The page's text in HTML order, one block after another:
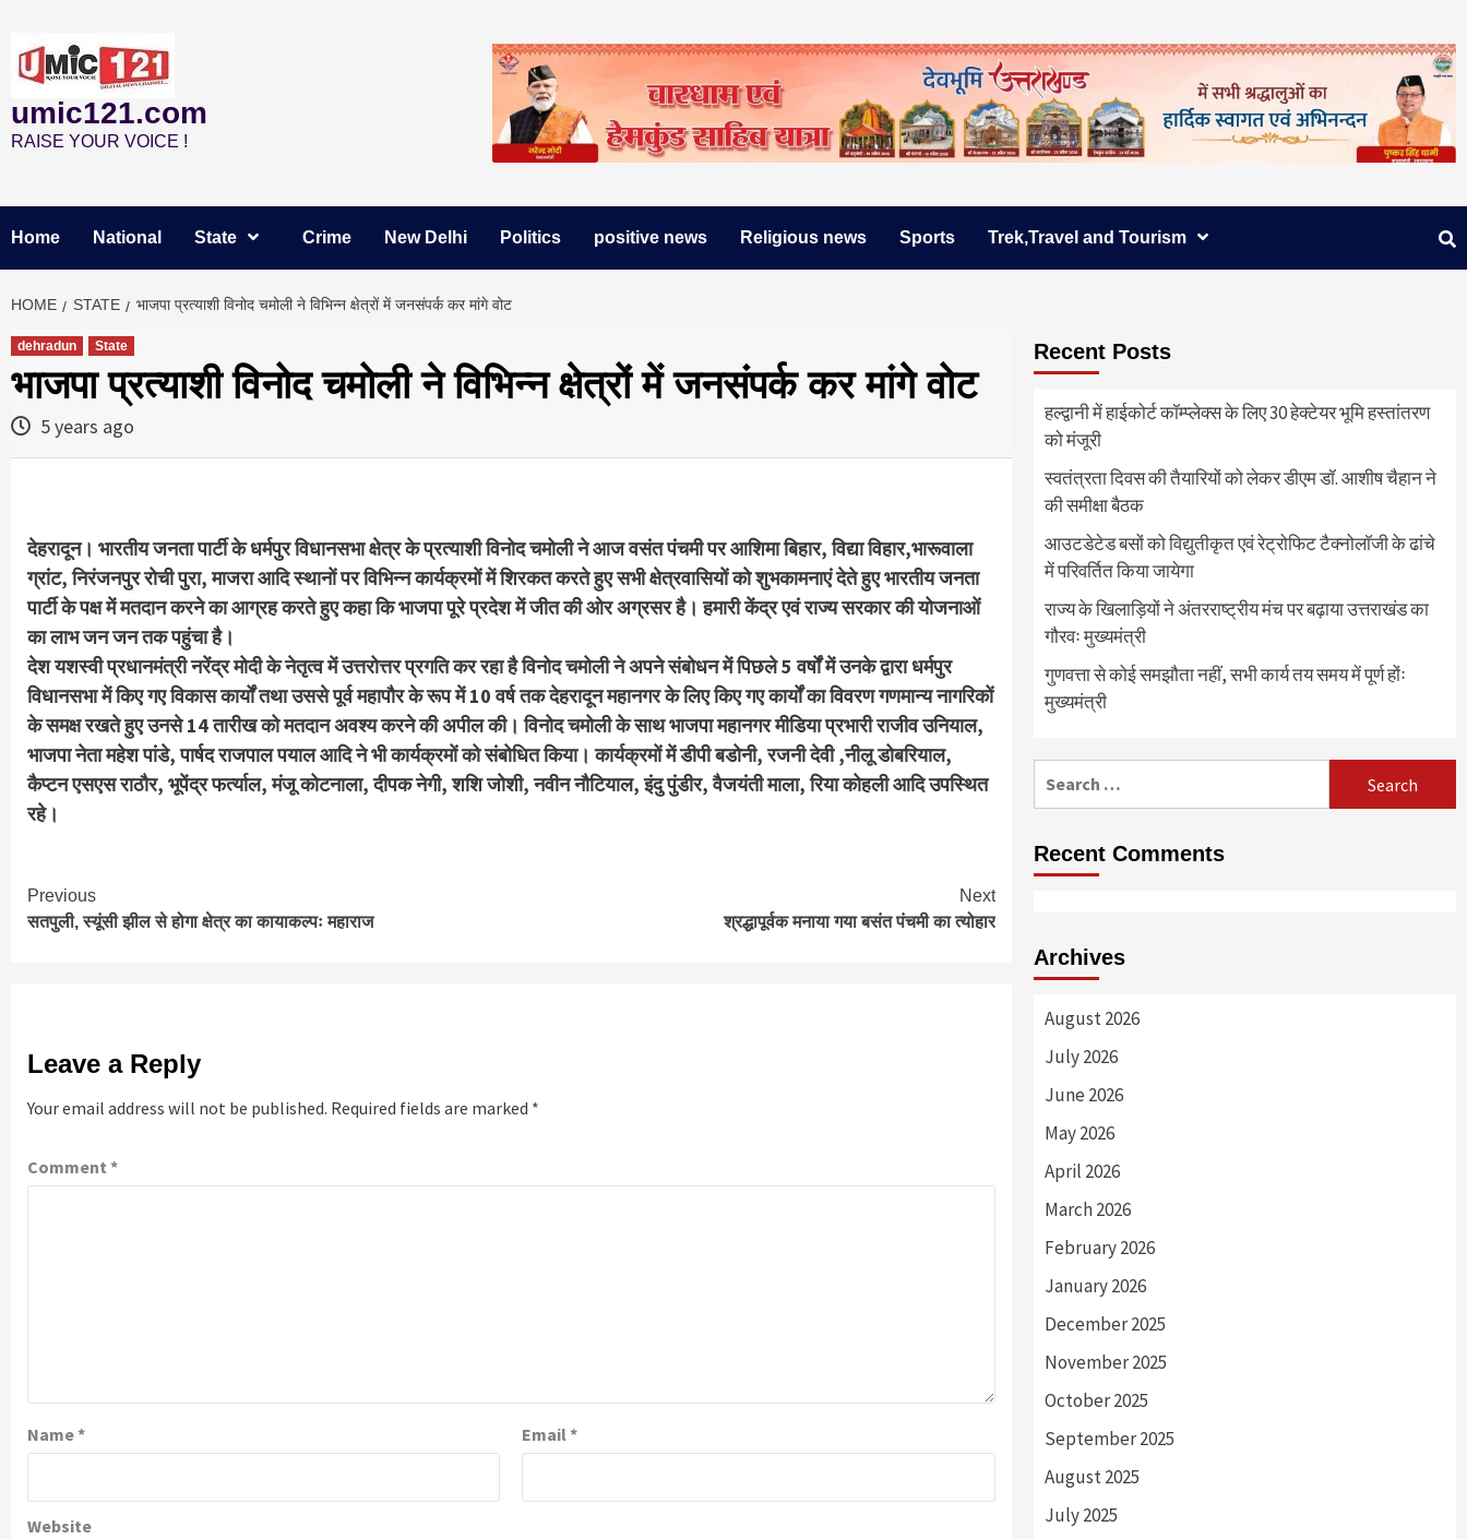
content
umic121.com
RAISE YOUR VOICE !
Home National State Crime New Delhi Politics positive news Religious news Sports Trek,Travel and Tourism
HOME STATE भाजपा प्रत्याशी विनोद चमोली ने विभिन्न क्षेत्रों में जनसंपर्क कर मांगे वोट
dehradun State
भाजपा प्रत्याशी विनोद चमोली ने विभिन्न क्षेत्रों में जनसंपर्क कर मांगे वोट
5 years ago
देहरादून। भारतीय जनता पार्टी के धर्मपुर विधानसभा क्षेत्र के प्रत्याशी विनोद चमोली ने आज वसंत पंचमी पर आशिमा बिहार, विद्या विहार,भारूवाला
ग्रांट, निरंजनपुर रोची पुरा, माजरा आदि स्थानों पर विभिन्न कार्यक्रमों में शिरकत करते हुए सभी क्षेत्रवासियों को शुभकामनाएं देते हुए भारतीय जनता
पार्टी के पक्ष में मतदान करने का आग्रह करते हुए कहा कि भाजपा पूरे प्रदेश में जीत की ओर अग्रसर है। हमारी केंद्र एवं राज्य सरकार की योजनाओं
का लाभ जन जन तक पहुंचा है।
देश यशस्वी प्रधानमंत्री नरेंद्र मोदी के नेतृत्व में उत्तरोत्तर प्रगति कर रहा है विनोद चमोली ने अपने संबोधन में पिछले 5 वर्षों में उनके द्वारा धर्मपुर
विधानसभा में किए गए विकास कार्यों तथा उससे पूर्व महापौर के रूप में 10 वर्ष तक देहरादून महानगर के लिए किए गए कार्यों का विवरण गणमान्य नागरिकों
के समक्ष रखते हुए उनसे 14 तारीख को मतदान अवश्य करने की अपील की। विनोद चमोली के साथ भाजपा महानगर मीडिया प्रभारी राजीव उनियाल,
भाजपा नेता महेश पांडे, पार्षद राजपाल पयाल आदि ने भी कार्यक्रमों को संबोधित किया। कार्यक्रमों में डीपी बडोनी, रजनी देवी ,नीलू डोबरियाल,
कैप्टन एसएस राठौर, भूपेंद्र फर्त्याल, मंजू कोटनाला, दीपक नेगी, शशि जोशी, नवीन नौटियाल, इंदु पुंडीर, वैजयंती माला, रिया कोहली आदि उपस्थित
रहे।
Continue
Reading
Previous
सतपुली, स्यूंसी झील से होगा क्षेत्र का कायाकल्पः महाराज
Next
श्रद्धापूर्वक मनाया गया बसंत पंचमी का त्योहार
Leave a Reply
Your email address will not be published. Required fields are marked *
Comment *
Name* Email*
Website
Recent Posts
हल्द्वानी में हाईकोर्ट कॉम्प्लेक्स के लिए 30 हेक्टेयर भूमि हस्तांतरण
को मंजूरी
स्वतंत्रता दिवस की तैयारियों को लेकर डीएम डॉ. आशीष चैहान ने
की समीक्षा बैठक
आउटडेटेड बसों को विद्युतीकृत एवं रेट्रोफिट टैक्नोलाॅजी के ढांचे
में परिवर्तित किया जायेगा
राज्य के खिलाड़ियों ने अंतरराष्ट्रीय मंच पर बढ़ाया उत्तराखंड का
गौरवः मुख्यमंत्री
गुणवत्ता से कोई समझौता नहीं, सभी कार्य तय समय में पूर्ण होंः
मुख्यमंत्री
Recent Comments
Archives
August 2026
July 2026
June 2026
May 2026
April 2026
March 2026
February 2026
January 2026
December 2025
November 2025
October 2025
September 2025
August 2025
July 2025